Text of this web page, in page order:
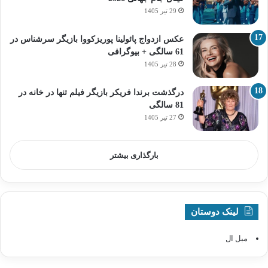
29 تیر 1405
عکس ازدواج پائولینا پوریزکووا بازیگر سرشناس در
61 سالگی + بیوگرافی
28 تیر 1405
درگذشت برندا فریکر بازیگر فیلم تنها در خانه در
81 سالگی
27 تیر 1405
بارگذاری بیشتر
لینک دوستان
مبل ال